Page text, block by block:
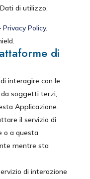
di utilizzo.
Privacy Policy.
di
interagire con le
soggetti terzi,
Applicazione.
il servizio di
o a questa
mentre sta
di interazione